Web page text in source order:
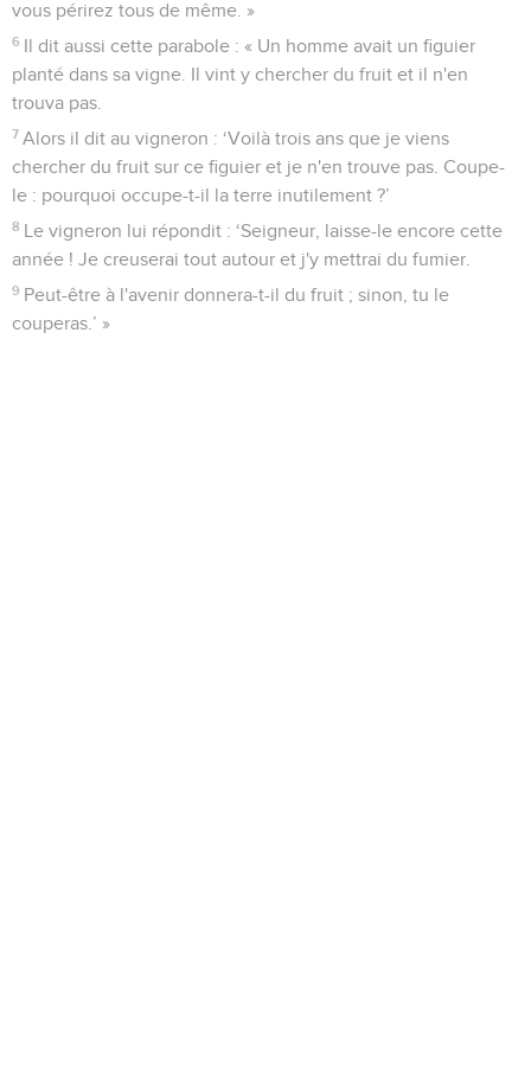
vous périrez tous de même. »
6 Il dit aussi cette parabole : « Un homme avait un figuier
planté dans sa vigne. Il vint y chercher du fruit et il n'en
trouva pas.
7 Alors il dit au vigneron : ‘Voilà trois ans que je viens
chercher du fruit sur ce figuier et je n'en trouve pas. Coupe-
le : pourquoi occupe-t-il la terre inutilement ?’
8 Le vigneron lui répondit : ‘Seigneur, laisse-le encore cette
année ! Je creuserai tout autour et j'y mettrai du fumier.
9 Peut-être à l'avenir donnera-t-il du fruit ; sinon, tu le
couperas.’ »